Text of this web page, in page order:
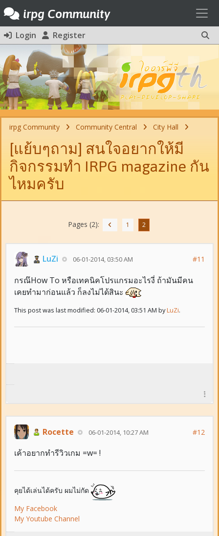
irpg Community
Login Register
irpg Community Community Central City Hall
[แย้บๆถาม] สนใจอยากให้มี
กิจกรรมทำ IRPG magazine กัน
ไหมครับ
Pages (2): 1 2
LuZi 06-01-2014, 03:50 AM #11
กรณ๊How To หรือเทคนิคโปรแกรมอะไรงี่ ถ้ามันมีคน
เคยทำมาก่อนแล้ว ก็ลงไม่ได้สินะ
This post was last modified: 06-01-2014, 03:51 AM byLuZi.
Rocette 06-01-2014, 10:27 AM #12
เค้าอยากทำรีวิวเกม =w= !
คุยได้เล่นได้ครับ ผมไม่กัด
My Facebook
My Youtube Channel